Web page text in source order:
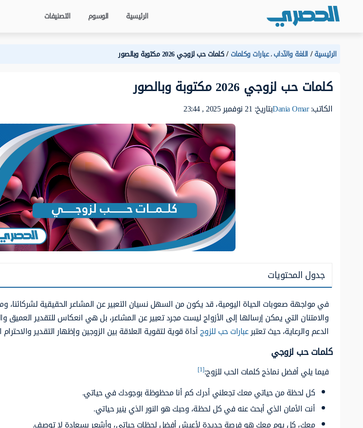
الرئيسية الوسوم التصنيفات
الرئيسية اللغة والآداب،عبارات وكلمات كلمات حب لزوجي 2026 مكتوبة وبالصور
كلمات حب لزوجي 2026 مكتوبة وبالصور
الكاتب:Dania Omarبتاريخ: 21 نوفمبر 2025 , 23:44
جدول المحتويات
فيمواجهةصعوبات الحياة اليومية،قديكون من السهل نسيان التعبير عن المشاعر الحقيقيةلشركائنا،
والامتنان التييمكن إرسالهاإلى الأزواجليست مجرد تعبير عن المشاعر،بل هي انعكاسللتقديرالعميق
الدعموالرعاية، حيثتعتبرعبارات حب للزوجأداة قويةلتقوية العلاقةبين الزوجينوإظهارالتقدير
كلمات حب لزوجي
فيما يلي أفضل نماذج كلمات الحب للزوج:[1]
كل لحظةمنحياتيمعك تجعلني أدرك كم أنا محظوظة بوجودك فيحياتي.
أنت الأمان الذي أبحث عنه في كل لحظة، وحبك هو النور الذيينيرحياتي.
معك، كل يوممعكهو فرصة جديدة لأعيشأفضللحظاتحياتي،وأشعر بسعادة لاتوصف.